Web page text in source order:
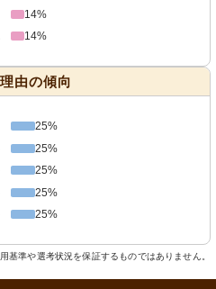
14%
14%
由の傾向
25%
25%
25%
25%
25%
基準や選考状況を保証するものではありません。